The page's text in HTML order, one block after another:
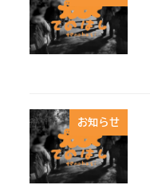
お知らせ